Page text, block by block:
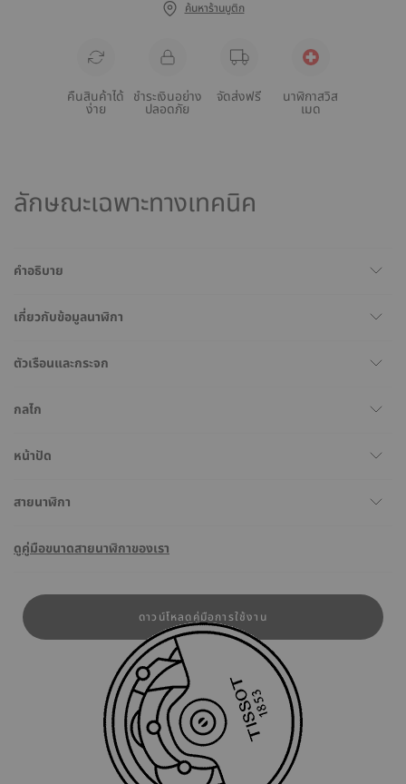
ค้นหาร้านบูติก
คืนสินค้าได้
ง่าย
ชำระเงินอย่าง
ปลอดภัย
จัดส่งฟรี นาฬิกาสวิส
เมด
ลักษณะเฉพาะทางเทคนิค
คำอธิบาย
เกี่ยวกับข้อมูลนาฬิกา
ตัวเรือนและกระจก
กลไก
หน้าปัด
สายนาฬิกา
ดูคู่มือขนาดสายนาฬิกาของเรา
ดาวน์โหลดคู่มือการใช้งาน
สินค้าที่คล้ายกัน